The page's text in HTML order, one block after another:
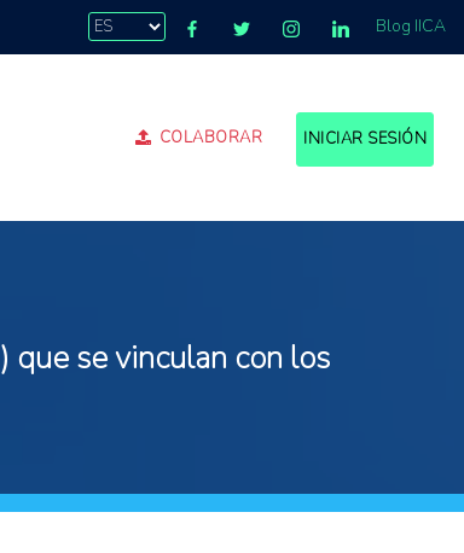
Blog IICA
COLABORAR INICIAR SESIÓN
que se vinculan con los